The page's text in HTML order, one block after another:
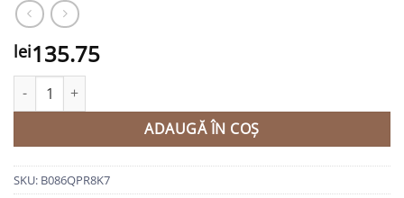
lei135.75
Cantitate Supliment pt imunitate cu Echinacea 500 mg,
ADAUGĂ ÎN COȘ
SKU: B086QPR8K7